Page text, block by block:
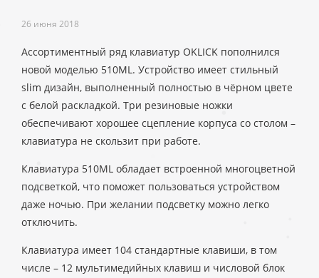
26 июня 2018
Ассортиментный ряд клавиатур OKLICK пополнился
новой моделью 510ML. Устройство имеет стильный
slim дизайн, выполненный полностью в чёрном цвете
с белой раскладкой. Три резиновые ножки
обеспечивают хорошее сцепление корпуса со столом –
клавиатура не скользит при работе.
Клавиатура 510ML обладает встроенной многоцветной
подсветкой, что поможет пользоваться устройством
даже ночью. При желании подсветку можно легко
отключить.
Клавиатура имеет 104 стандартные клавиши, в том
числе – 12 мультимедийных клавиш и числовой блок